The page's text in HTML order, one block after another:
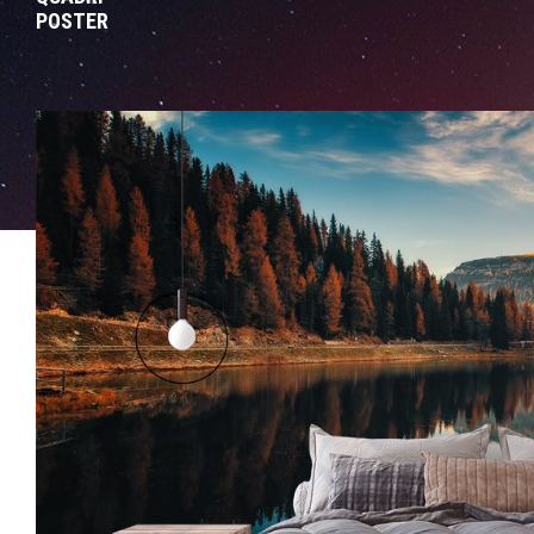
POSTER